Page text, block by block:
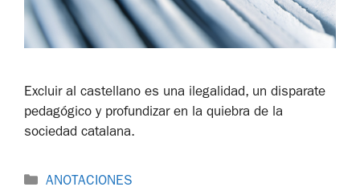
Excluir al castellano es una ilegalidad, un disparate
pedagógico y profundizar en la quiebra de la
sociedad catalana.
ANOTACIONES